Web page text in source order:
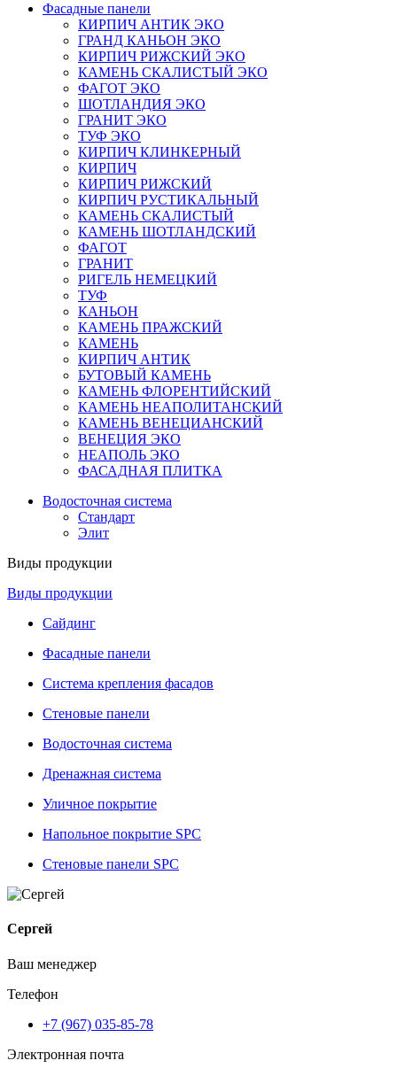
Фасадные панели
КИРПИЧ АНТИК ЭКО
ГРАНД КАНЬОН ЭКО
КИРПИЧ РИЖСКИЙ ЭКО
КАМЕНЬ СКАЛИСТЫЙ ЭКО
ФАГОТ ЭКО
ШОТЛАНДИЯ ЭКО
ГРАНИТ ЭКО
ТУФ ЭКО
КИРПИЧ КЛИНКЕРНЫЙ
КИРПИЧ
КИРПИЧ РИЖСКИЙ
КИРПИЧ РУСТИКАЛЬНЫЙ
КАМЕНЬ СКАЛИСТЫЙ
КАМЕНЬ ШОТЛАНДСКИЙ
ФАГОТ
ГРАНИТ
РИГЕЛЬ НЕМЕЦКИЙ
ТУФ
КАНЬОН
КАМЕНЬ ПРАЖСКИЙ
КАМЕНЬ
КИРПИЧ АНТИК
БУТОВЫЙ КАМЕНЬ
КАМЕНЬ ФЛОРЕНТИЙСКИЙ
КАМЕНЬ НЕАПОЛИТАНСКИЙ
КАМЕНЬ ВЕНЕЦИАНСКИЙ
ВЕНЕЦИЯ ЭКО
НЕАПОЛЬ ЭКО
ФАСАДНАЯ ПЛИТКА
Водосточная система
Стандарт
Элит
Виды продукции
Виды продукции
Сайдинг
Фасадные панели
Система крепления фасадов
Стеновые панели
Водосточная система
Дренажная система
Уличное покрытие
Напольное покрытие SPC
Стеновые панели SPC
Сергей
Ваш менеджер
Телефон
+7 (967) 035-85-78
Электронная почта